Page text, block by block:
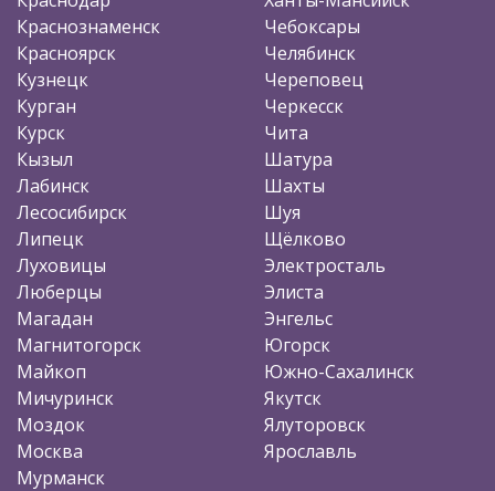
Краснознаменск
Красноярск
Кузнецк
Курган
Курск
Кызыл
Лабинск
Лесосибирск
Липецк
Луховицы
Люберцы
Магадан
Магнитогорск
Майкоп
Мичуринск
Моздок
Москва
Мурманск
Чебоксары
Челябинск
Череповец
Черкесск
Чита
Шатура
Шахты
Шуя
Щёлково
Электросталь
Элиста
Энгельс
Югорск
Южно-Сахалинск
Якутск
Ялуторовск
Ярославль